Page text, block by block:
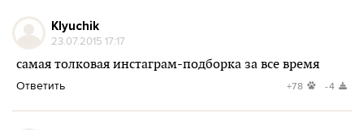
Klyuchik
23.07.2015 17:17
самая толковая инстаграм-подборка за все время
Ответить +78 -4